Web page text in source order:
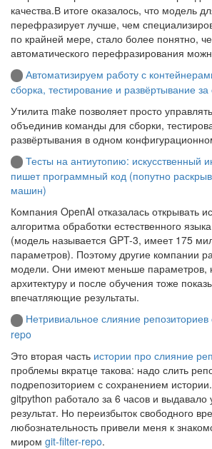
качества.В итоге оказалось, что модель
перефразирует лучше, чем
по крайней мере, стало более понятно,
автоматического перефразирования
Автоматизируем работу с
сборка, тестирование и развёртывание
Утилита make позволяет просто
объединив команды для сборки,
развёртывания в одном
Тесты на антиутопию: искусственный
пишет программный код (попутно
машин)
Компания OpenAI отказалась открывать
алгоритма обработки естественного
(модель называется GPT-3, имеет 175
параметров). Поэтому другие компании
модели. Они имеют меньше параметров,
архитектуру и после обучения тоже
впечатляющие результаты.
Нетривиальное слияние
repo
Это вторая часть истории про слияние
проблемы вкратце такова: надо слить
подрепозиторием с сохранением
gitpython работало за 6 часов и выдавало
результат. Но переизбыток свободного
любознательность привели меня к
миром git-filter-repo.